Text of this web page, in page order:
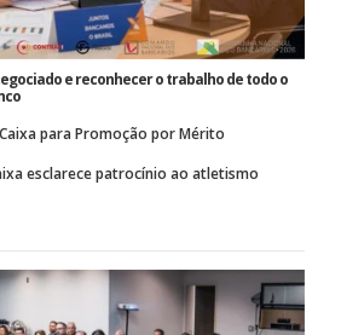
e reconhecer o trabalho de todo o
para Promoção por Mérito
esclarece patrocínio ao atletismo